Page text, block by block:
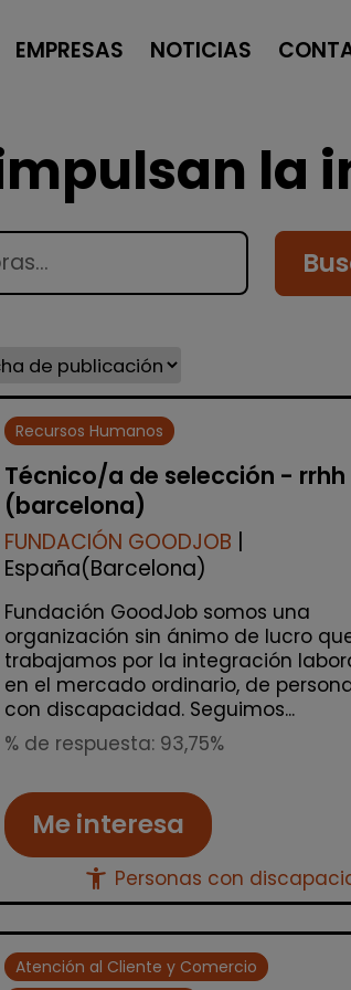
EMPRESAS NOTICIAS
la
Recursos Humanos
Técnico/a de selección - rrhh
(barcelona)
FUNDACIÓN GOODJOB |
España(Barcelona)
Fundación GoodJob somos una
organización sin ánimo de lucro
trabajamos por la integración
en el mercado ordinario, de
con discapacidad. Seguimos...
% de respuesta: 93,75%
Me interesa
accessibility_new Personas con
Atención al Cliente y Comercio